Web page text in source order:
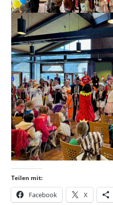
Teilen mit:
Facebook X